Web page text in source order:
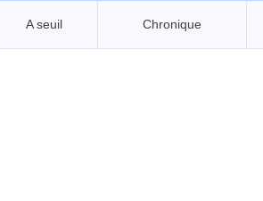
A seuil Chronique